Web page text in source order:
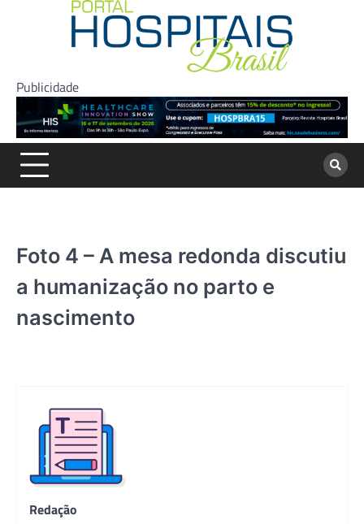
Publicidade
Foto 4 – A mesa redonda discutiu
a humanização no parto e
nascimento
Redação